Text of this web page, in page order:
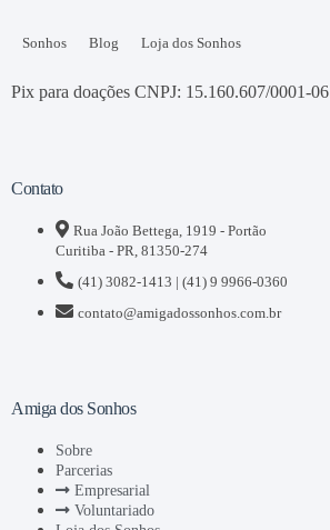
Sonhos Blog Loja dos Sonhos
Pix para doações CNPJ: 15.160.607/0001-06
Contato
Rua João Bettega, 1919 - Portão
Curitiba - PR, 81350-274
(41) 3082-1413 | (41) 9 9966-0360
contato@amigadossonhos.com.br
Amiga dos Sonhos
Sobre
Parcerias
Empresarial
Voluntariado